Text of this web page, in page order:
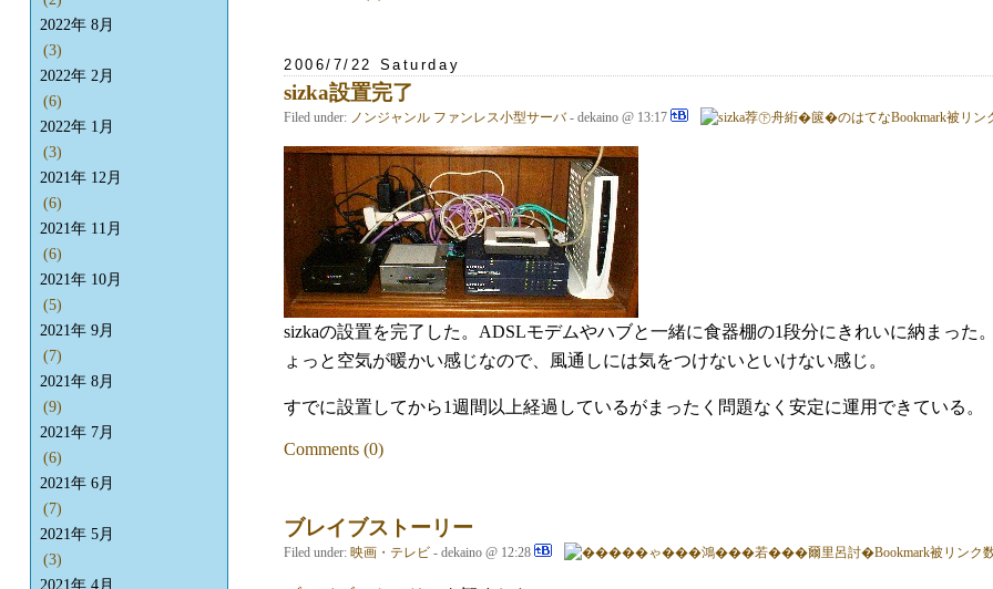
2006/7/22 Saturday
sizka設置完了
Filed under: ノンジャンル ファンレス小型サーバ- dekaino @ 13:17
sizkaの設置を完了した。ADSLモデムやハブと一緒に食器棚の1段分にきれいに納まっ
ょっと空気が暖かい感じなので、風通しには気をつけないといけない感じ。
すでに設置してから1週間以上経過しているがまったく問題なく安定に運用できている。
Comments (0)
ブレイブストーリー
Filed under: 映画・テレビ - dekaino @ 12:28
2022年 8月
(3)
2022年 2月
(6)
2022年 1月
(3)
2021年 12月
(6)
2021年 11月
(6)
2021年 10月
(5)
2021年 9月
(7)
2021年 8月
(9)
2021年 7月
(6)
2021年 6月
(7)
2021年 5月
(3)
2021年 4月